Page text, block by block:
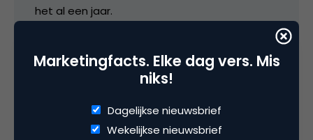
het al een jaar.
een cyclisch fenomeen: Google is namelijk ‘uit’,
want Google is mega-binnen. Google kán niet
En mensen, -zeker de innovatieve internet
Marketingfacts. Elke dag vers. Mis
niks!
Dagelijkse nieuwsbrief
Wekelijkse nieuwsbrief